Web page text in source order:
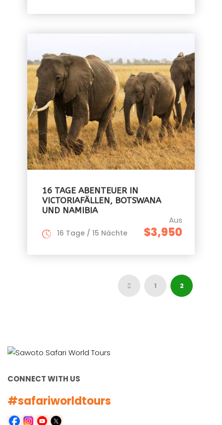
16 TAGE ABENTEUER IN
VICTORIAFÄLLEN, BOTSWANA
UND NAMIBIA
Aus
$3,950
16 Tage / 15 Nächte
1 2
CONNECT WITH US
#safariworldtours